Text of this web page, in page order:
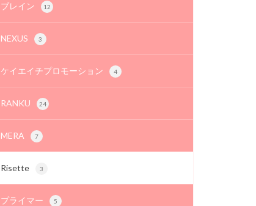
ブレイン 12
NEXUS 3
ケイエイチプロモーション 4
RANKU 24
MERA 7
Risette 3
プライマー 5